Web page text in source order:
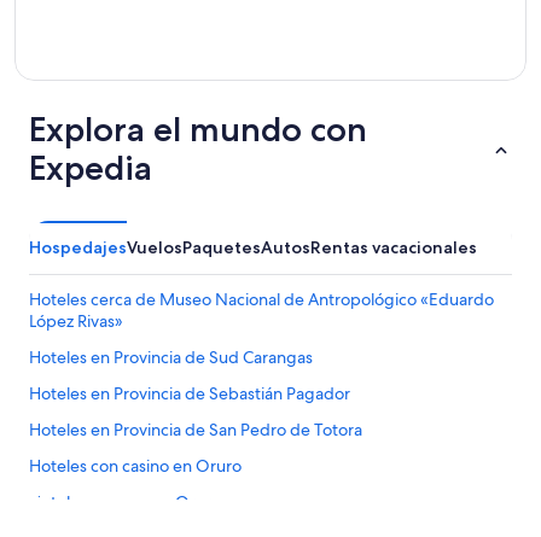
Explora el mundo con
Expedia
HospedajesVuelosPaquetesAutosRentas vacacionales
Hoteles cerca de Museo Nacional de Antropológico «Eduardo
López Rivas»
Hoteles en Provincia de Sud Carangas
Hoteles en Provincia de Sebastián Pagador
Hoteles en Provincia de San Pedro de Totora
Hoteles con casino en Oruro
Hoteles con spa en Oruro